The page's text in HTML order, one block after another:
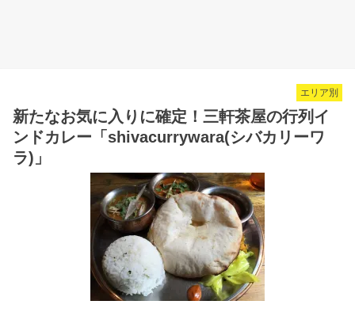
エリア別
新たなお気に入りに確定！三軒茶屋の行列イ
ンドカレー「shivacurrywara(シバカリーワ
ラ)」